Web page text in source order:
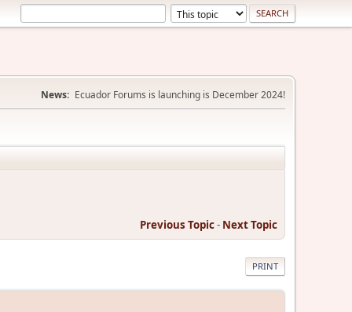
News: Ecuador Forums is launching is December 2024!
Previous Topic- Next Topic
PRINT